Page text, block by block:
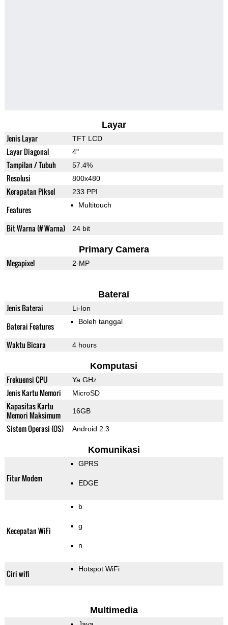
Layar
Jenis Layar TFT LCD
Layar Diagonal 4"
Tampilan / Tubuh 57.4%
Resolusi 800x480
Kerapatan Piksel 233 PPI
Features Multitouch
Bit Warna (# Warna) 24 bit
Primary Camera
Megapixel 2-MP
Baterai
Jenis Baterai Li-Ion
Baterai Features Boleh tanggal
Waktu Bicara 4 hours
Komputasi
Frekuensi CPU Ya GHz
Jenis Kartu Memori MicroSD
Kapasitas Kartu
Memori Maksimum
16GB
Sistem Operasi (OS) Android 2.3
Komunikasi
Fitur Modem
GPRS
EDGE
Kecepatan WiFi
b
g
n
Ciri wifi Hotspot WiFi
Multimedia